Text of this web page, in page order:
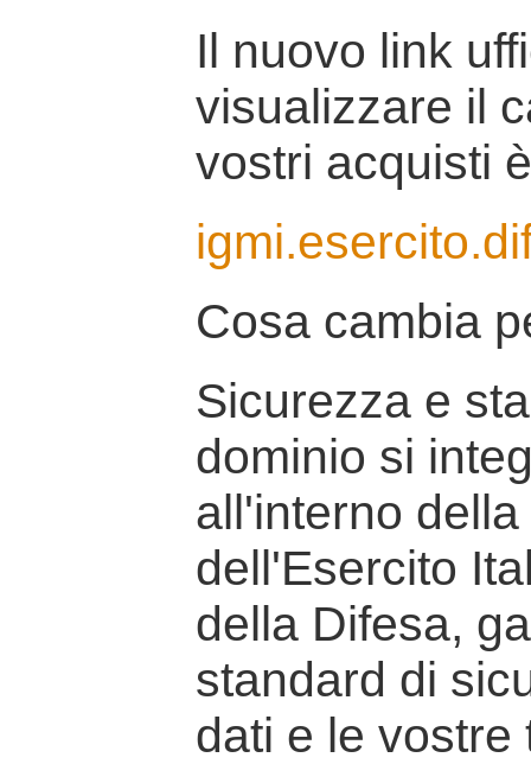
Il nuovo link
visualizzare il
vostri acquisti
Cosa cambia
Sicurezza e
dominio si
all'interno
dell'Esercito
della Difesa,
standard di
dati e le vostre